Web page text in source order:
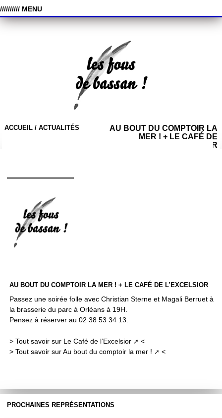
////////// MENU
ACCUEIL / ACTUALITÉS
AU BOUT DU COMPTOIR LA
MER ! + LE CAFÉ DE
L’EXCELSIOR
AU BOUT DU COMPTOIR LA MER ! + LE CAFÉ DE L’EXCELSIOR
Passez une soirée folle avec Christian Sterne​ et Magali Berruet​ à
la brasserie du parc à Orléans à 19H.
Pensez à réserver au 02 38 53 34 13.
> Tout savoir sur Le Café de l’Excelsior
<
> Tout savoir sur Au bout du comptoir la mer ! <
PROCHAINES REPRÉSENTATIONS